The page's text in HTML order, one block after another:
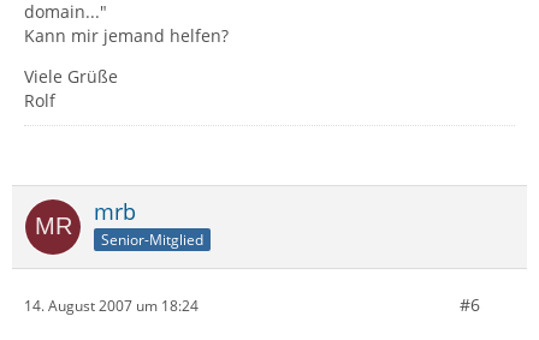
domain..."
Kann mir jemand helfen?
Viele Grüße
Rolf
mrb
Senior-Mitglied
14. August 2007 um 18:24 #6